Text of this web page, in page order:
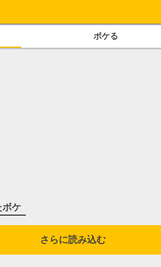
ボケる
ボケ
さらに読み込む